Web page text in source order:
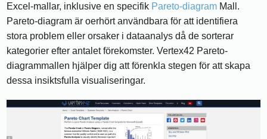
Excel-mallar, inklusive en specifik Pareto-diagram Mall.
Pareto-diagram är oerhört användbara för att identifiera
stora problem eller orsaker i dataanalys då de sorterar
kategorier efter antalet förekomster. Vertex42 Pareto-
diagrammallen hjälper dig att förenkla stegen för att skapa
dessa insiktsfulla visualiseringar.